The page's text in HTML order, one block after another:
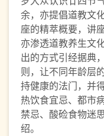
余，亦提倡道教文
座的精萃概要，讲
亦渗透道教养生文
出的方式引经据典
则，让不同年龄层
持健康的法门，并
热饮食宜忌、都市
禁忌、酸硷食物迷
绍。